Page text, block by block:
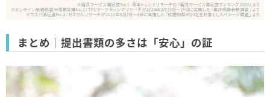
まとめ│提出書類の多さは「安心」の証